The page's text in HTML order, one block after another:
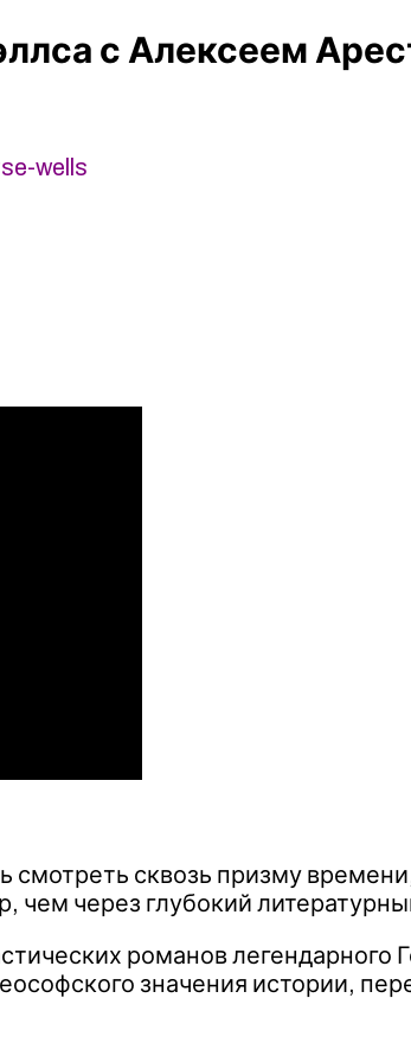
с Алексеем
wells
смотреть сквозь призму
чем через глубокий
романов легендарного
значения истории,